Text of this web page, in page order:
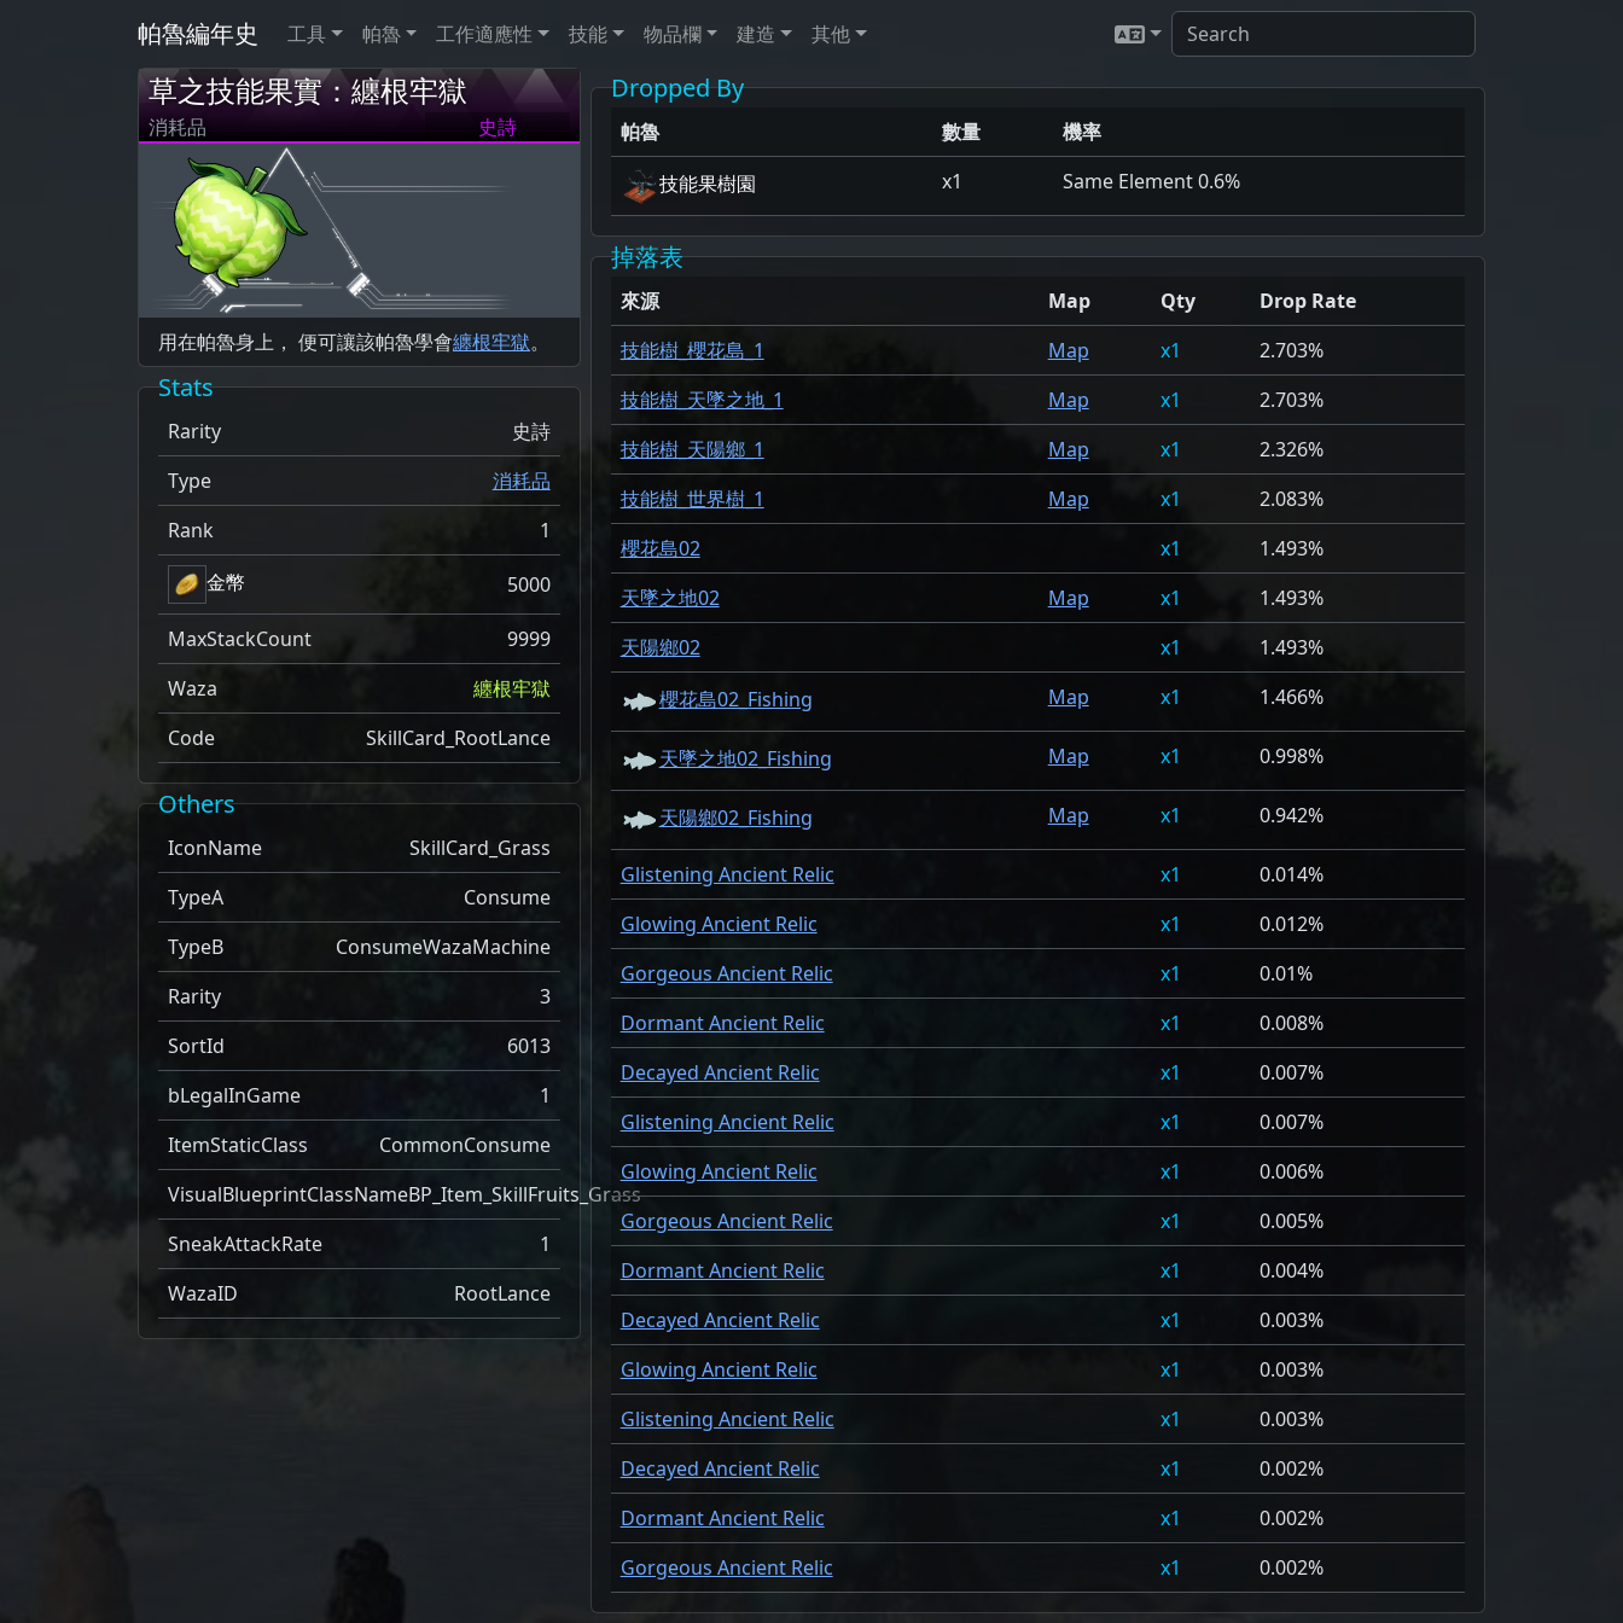
帕魯編年史 工具 帕魯 工作適應性 技能 物品欄 建造 其他
草之技能果實：纏根牢獄
消耗品 史詩
用在帕魯身上， 便可讓該帕魯學會纏根牢獄。
Stats
Rarity
史詩
Type
消耗品
Rank
1
金幣
5000
MaxStackCount
9999
Waza
纏根牢獄
Code
SkillCard_RootLance
Others
IconName
SkillCard_Grass
TypeA
Consume
TypeB
ConsumeWazaMachine
Rarity
3
SortId
6013
bLegalInGame
1
ItemStaticClass
CommonConsume
VisualBlueprintClassNameBP_Item_SkillFruits_Grass
SneakAttackRate
1
WazaID
RootLance
Dropped By
帕魯 數量
機率
技能果樹園
x1 Same Element 0.6%
掉落表
來源 Map Qty
Drop Rate
技能樹_櫻花島_1
Map 1
2.703%
技能樹_天墜之地_1
Map 1
2.703%
技能樹_天陽鄉_1
Map 1
2.326%
技能樹_世界樹_1
Map 1
2.083%
櫻花島02
1
1.493%
天墜之地02
Map 1
1.493%
天陽鄉02
1
1.493%
櫻花島02_Fishing
Map 1 1.466%
天墜之地02_Fishing Map 1 0.998%
天陽鄉02_Fishing Map 1 0.942%
Glistening Ancient Relic 1
0.014%
Glowing Ancient Relic
1
0.012%
Gorgeous Ancient Relic
1
0.01%
Dormant Ancient Relic
1
0.008%
Decayed Ancient Relic
1
0.007%
Glistening Ancient Relic
1
0.007%
Glowing Ancient Relic
1
0.006%
Gorgeous Ancient Relic
1
0.005%
Dormant Ancient Relic
1
0.004%
Decayed Ancient Relic
1
0.003%
Glowing Ancient Relic
1
0.003%
Glistening Ancient Relic
1
0.003%
Decayed Ancient Relic
1
0.002%
Dormant Ancient Relic
1
0.002%
Gorgeous Ancient Relic
1 0.002%